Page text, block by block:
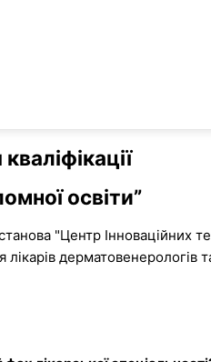
освіти”
"Центр Інноваційних
лікарів дерматовенерологів